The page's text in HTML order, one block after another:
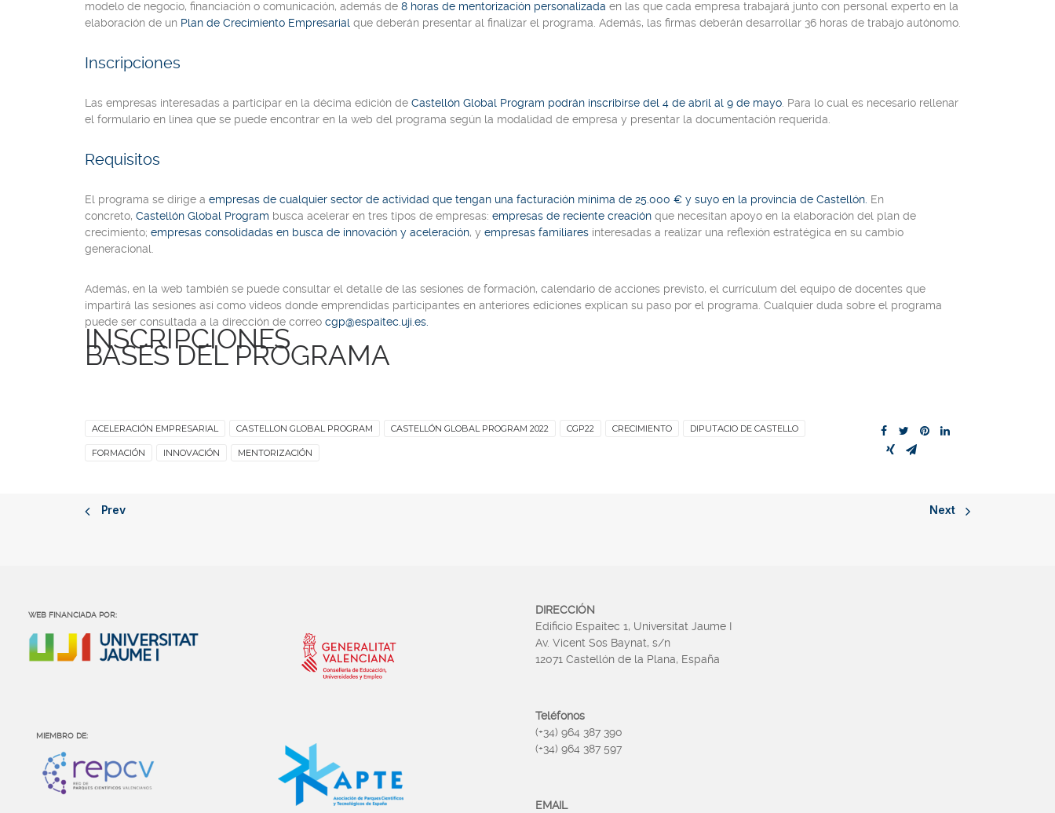
modelo de negocio, financiación o comunicación, además de 8 horas de mentorización personalizada en las que cada empresa trabajará junto con personal experto en la
elaboración de un Plan de Crecimiento Empresarial que deberán presentar al finalizar el programa. Además, las firmas deberán desarrollar 36 horas de trabajo autónomo.
Inscripciones
Las empresas interesadas a participar en la décima edición de Castellón Global Program podrán inscribirse del 4 de abril al 9 de mayo . Para lo cual es necesario rellenar
el formulario en línea que se puede encontrar en la web del programa según la modalidad de empresa y presentar la documentación requerida.
Requisitos
El programa se dirige a empresas de cualquier sector de actividad que tengan una facturación mínima de 25.000 € y suyo en la provincia de Castellón. En
concreto, Castellón Global Program busca acelerar en tres tipos de empresas: empresas de reciente creación que necesitan apoyo en la elaboración del plan de
crecimiento; empresas consolidadas en busca de innovación y aceleración, y empresas familiares interesadas a realizar una reflexión estratégica en su cambio
generacional.
Además, en la web también se puede consultar el detalle de las sesiones de formación, calendario de acciones previsto, el currículum del equipo de docentes que
impartirá las sesiones así como videos donde emprendidas participantes en anteriores ediciones explican su paso por el programa. Cualquier duda sobre el programa
puede ser consultada a la dirección de correo cgp@espaitec.uji.es.
INSCRIPCIONES
BASES DEL PROGRAMA
ACELERACIÓN EMPRESARIAL CASTELLON GLOBAL PROGRAM CASTELLÓN GLOBAL PROGRAM 2022 CGP22 CRECIMIENTO DIPUTACIO DE CASTELLO
FORMACIÓN INNOVACIÓN MENTORIZACIÓN
Prev Next
WEB FINANCIADA POR:
MIEMBRO DE:
DIRECCIÓN
Edificio Espaitec 1, Universitat Jaume I
Av. Vicent Sos Baynat, s/n
12071 Castellón de la Plana, España
Teléfonos
(+34) 964 387 390
(+34) 964 387 597
EMAIL